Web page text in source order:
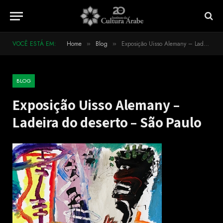
VOCÊ ESTÁ EM: Home » Blog » Exposição Uisso Alemany – Ladeira do deserto – São Paulo
BLOG
Exposição Uisso Alemany –
Ladeira do deserto – São Paulo